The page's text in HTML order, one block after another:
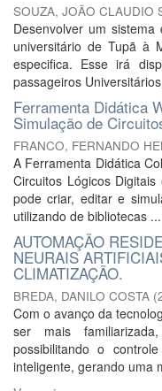
SOUZA, JOÃO CLAUDIO
Desenvolver um
universitário de Tupã à
especifica. Esse irá
passageiros
Ferramenta Didática
Simulação de
FRANCO, FERNANDO
A Ferramenta Didática
Circuitos Lógicos
pode criar, editar e
utilizando de bibliotecas ...
AUTOMAÇÃO
NEURAIS
CLIMATIZAÇÃO.
BREDA, DANILO COSTA (
Com o avanço da
ser mais
possibilitando o
inteligente, gerando uma